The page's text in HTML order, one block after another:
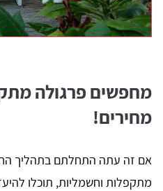
מחפשים פרגולה
מחירים!
אם זה עתה התחלתם בתהליך
מתקפלות וחשמליות, תוכלו